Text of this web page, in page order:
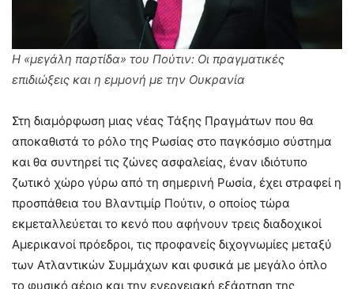
Η «μεγάλη παρτίδα» του Πούτιν: Οι πραγματικές
επιδιώξεις και η εμμονή με την Ουκρανία
Στη διαμόρφωση μιας νέας Τάξης Πραγμάτων που θα
αποκαθιστά το ρόλο της Ρωσίας στο παγκόσμιο σύστημα
και θα συντηρεί τις ζώνες ασφαλείας, έναν ιδιότυπο
ζωτικό χώρο γύρω από τη σημερινή Ρωσία, έχει στραφεί η
προσπάθεια του Βλαντιμίρ Πούτιν, ο οποίος τώρα
εκμεταλλεύεται το κενό που αφήνουν τρεις διαδοχικοί
Αμερικανοί πρόεδροι, τις προφανείς διχογνωμίες μεταξύ
των Ατλαντικών Συμμάχων και φυσικά με μεγάλο όπλο
το φυσικό αέριο και την ενεργειακή εξάρτηση της